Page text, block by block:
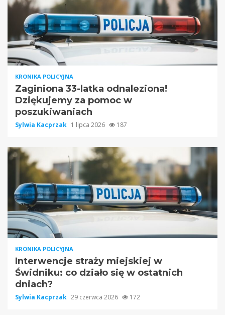
KRONIKA POLICYJNA
Zaginiona 33-latka odnaleziona!
Dziękujemy za pomoc w
poszukiwaniach
Sylwia Kacprzak 1 lipca 2026 187
KRONIKA POLICYJNA
Interwencje straży miejskiej w
Świdniku: co działo się w ostatnich
dniach?
Sylwia Kacprzak 29 czerwca 2026 172